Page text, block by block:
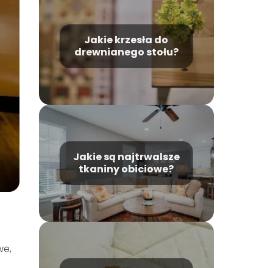
Jakie krzesła do
drewnianego stołu?
Jakie są najtrwalsze
tkaniny obiciowe?